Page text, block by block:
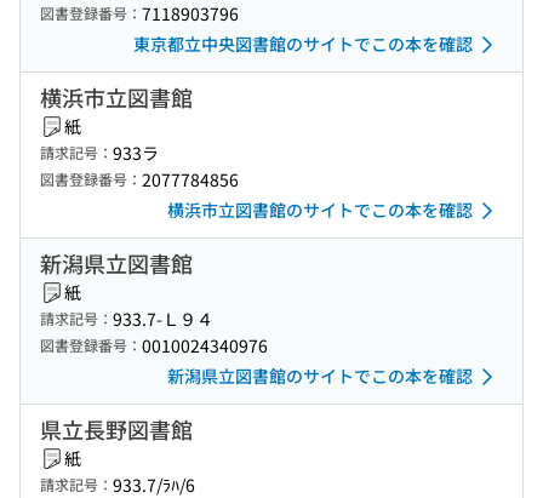
図書登録番号： 7118903796
東京都立中央図書館のサイトでこの本を確認
横浜市立図書館
紙
請求記号： 933ラ
図書登録番号： 2077784856
横浜市立図書館のサイトでこの本を確認
新潟県立図書館
紙
請求記号： 933.7-Ｌ９４
図書登録番号： 0010024340976
新潟県立図書館のサイトでこの本を確認
県立長野図書館
紙
請求記号： 933.7/ﾗﾊ/6